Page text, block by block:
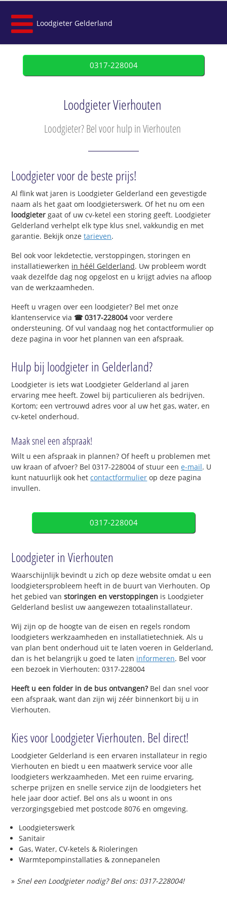
Loodgieter Gelderland
0317-228004
Loodgieter Vierhouten
Loodgieter? Bel voor hulp in Vierhouten
Loodgieter voor de beste prijs!
Al flink wat jaren is Loodgieter Gelderland een gevestigde
naam als het gaat om loodgieterswerk. Of het nu om een
loodgieter gaat of uw cv-ketel een storing geeft. Loodgieter
Gelderland verhelpt elk type klus snel, vakkundig en met
garantie. Bekijk onzetarieven.
Bel ook voor lekdetectie, verstoppingen, storingen en
installatiewerken in héél Gelderland. Uw probleem wordt
vaak dezelfde dag nog opgelost en u krijgt advies na afloop
van de werkzaamheden.
Heeft u vragen over een loodgieter? Bel met onze
klantenservice via ☎ 0317-228004voor verdere
ondersteuning. Of vul vandaag nog het contactformulier op
deze pagina in voor het plannen van een afspraak.
Hulp bij loodgieter in Gelderland?
Loodgieter is iets wat Loodgieter Gelderland al jaren
ervaring mee heeft. Zowel bij particulieren als bedrijven.
Kortom; een vertrouwd adres voor al uw het gas, water, en
cv-ketel onderhoud.
Maak snel een afspraak!
Wilt u een afspraak in plannen? Of heeft u problemen met
uw kraan of afvoer? Bel 0317-228004 of stuur eene-mail. U
kunt natuurlijk ook hetcontactformulier op deze pagina
invullen.
0317-228004
Loodgieter in Vierhouten
Waarschijnlijk bevindt u zich op deze website omdat u een
loodgietersprobleem heeft in de buurt van Vierhouten. Op
het gebied vanstoringen en verstoppingen is Loodgieter
Gelderland beslist uw aangewezen totaalinstallateur.
Wij zijn op de hoogte van de eisen en regels rondom
loodgieters werkzaamheden en installatietechniek. Als u
van plan bent onderhoud uit te laten voeren in Gelderland,
dan is het belangrijk u goed te laten informeren. Bel voor
een bezoek in Vierhouten: 0317-228004
Heeft u een folder in de bus ontvangen?Bel dan snel voor
een afspraak, want dan zijn wij zéér binnenkort bij u in
Vierhouten.
Kies voor Loodgieter Vierhouten. Bel direct!
Loodgieter Gelderland is een ervaren installateur in regio
Vierhouten en biedt u een maatwerk service voor alle
loodgieters werkzaamheden. Met een ruime ervaring,
scherpe prijzen en snelle service zijn de loodgieters het
hele jaar door actief. Bel ons als u woont in ons
verzorgingsgebied met postcode 8076 en omgeving.
Loodgieterswerk
Sanitair
Gas, Water, CV-ketels & Rioleringen
Warmtepompinstallaties & zonnepanelen
» Snel een Loodgieter nodig? Bel ons: 0317-228004!